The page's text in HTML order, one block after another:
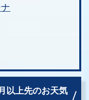
以上先のお天気